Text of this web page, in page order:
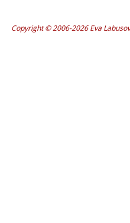
Copyright © 2006-2026 Eva